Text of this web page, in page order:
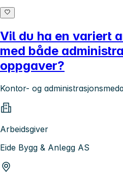
Vil du ha en variert
med både
oppgaver?
Kontor- og
Arbeidsgiver
Eide Bygg & Anlegg AS